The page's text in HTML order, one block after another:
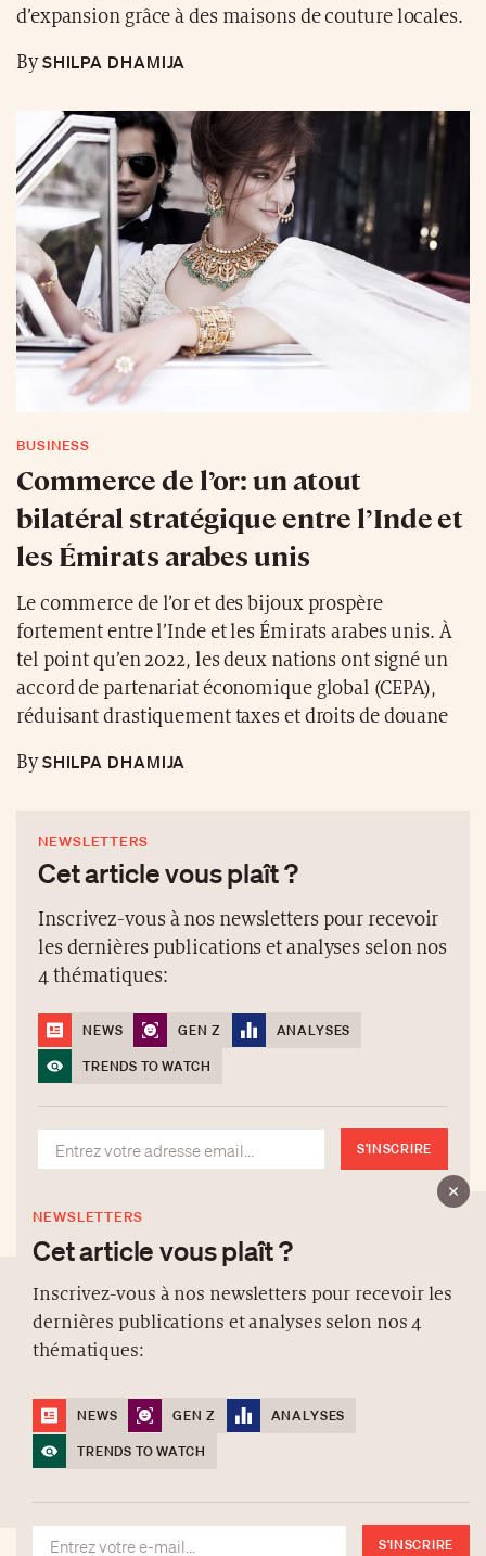
d’expansion grâce à des maisons de couture locales.
BySHILPA DHAMIJA
BUSINESS
Commerce de l’or: un atout
bilatéral stratégique entre l’Inde et
les Émirats arabes unis
Le commerce de l’or et des bijoux prospère
fortement entre l’Inde et les Émirats arabes unis. À
tel point qu’en 2022, les deux nations ont signé un
accord de partenariat économique global (CEPA),
réduisant drastiquement taxes et droits de douane
BySHILPA DHAMIJA
NEWSLETTERS
Cet article vous plaît ?
Inscrivez-vous à nos newsletters pour recevoir
les dernières publications et analyses selon nos
4 thématiques:
NEWS GEN Z
ANALYSES
TRENDS TO WATCH
S'INSCRIRE
NEWSLETTERS
Cet article vous plaît ?
Inscrivez-vous à nos newsletters pour recevoir les
dernières publications et analyses selon nos 4
thématiques:
NEWS GEN Z
ANALYSES
TRENDS TO WATCH
S'INSCRIRE
À PROPOS
PROTECTION DES DONNÉES
contact@luxurytribune.com